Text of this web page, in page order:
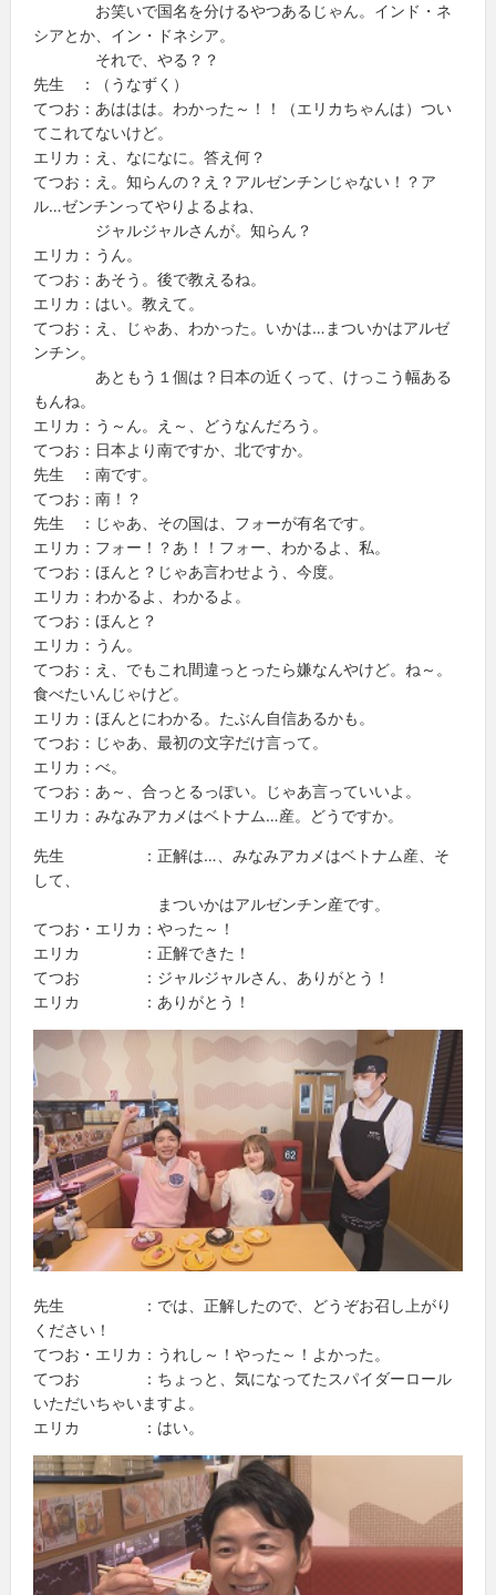
お笑いで国名を分けるやつあるじゃん。インド・ネ
シアとか、イン・ドネシア。
それで、やる？？
先生 ：（うなずく）
てつお：あははは。わかった～！！（エリカちゃんは）つい
てこれてないけど。
エリカ：え、なになに。答え何？
てつお：え。知らんの？え？アルゼンチンじゃない！？ア
ル…ゼンチンってやりよるよね、
ジャルジャルさんが。知らん？
エリカ：うん。
てつお：あそう。後で教えるね。
エリカ：はい。教えて。
てつお：え、じゃあ、わかった。いかは…まついかはアルゼ
ンチン。
あともう１個は？日本の近くって、けっこう幅ある
もんね。
エリカ：う～ん。え～、どうなんだろう。
てつお：日本より南ですか、北ですか。
先生 ：南です。
てつお：南！？
先生 ：じゃあ、その国は、フォーが有名です。
エリカ：フォー！？あ！！フォー、わかるよ、私。
てつお：ほんと？じゃあ言わせよう、今度。
エリカ：わかるよ、わかるよ。
てつお：ほんと？
エリカ：うん。
てつお：え、でもこれ間違っとったら嫌なんやけど。ね～。
食べたいんじゃけど。
エリカ：ほんとにわかる。たぶん自信あるかも。
てつお：じゃあ、最初の文字だけ言って。
エリカ：べ。
てつお：あ～、合っとるっぽい。じゃあ言っていいよ。
エリカ：みなみアカメはベトナム…産。どうですか。
先生 ：正解は…、みなみアカメはベトナム産、そ
して、
まついかはアルゼンチン産です。
てつお・エリカ：やった～！
エリカ ：正解できた！
てつお ：ジャルジャルさん、ありがとう！
エリカ ：ありがとう！
先生 ：では、正解したので、どうぞお召し上がり
ください！
てつお・エリカ：うれし～！やった～！よかった。
てつお ：ちょっと、気になってたスパイダーロール
いただいちゃいますよ。
エリカ ：はい。